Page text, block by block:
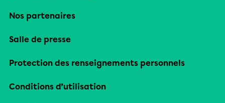
Nos partenaires
Salle de presse
Protection des renseignements personnels
Conditions d’utilisation